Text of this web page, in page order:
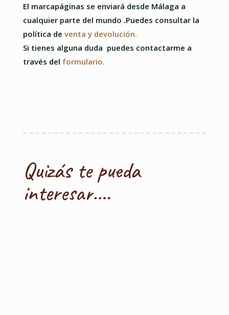
El marcapáginas se enviará desde Málaga a
cualquier parte del mundo .Puedes consultar la
política de venta y devolución.
Si tienes alguna duda puedes contactarme a
través del formulario.
Quizás te pueda
interesar….